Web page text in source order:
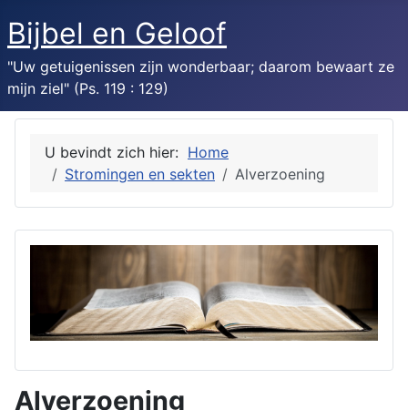
Bijbel en Geloof
"Uw getuigenissen zijn wonderbaar; daarom bewaart ze
mijn ziel" (Ps. 119 : 129)
U bevindt zich hier: Home
Stromingen en sekten
Alverzoening
Alverzoening